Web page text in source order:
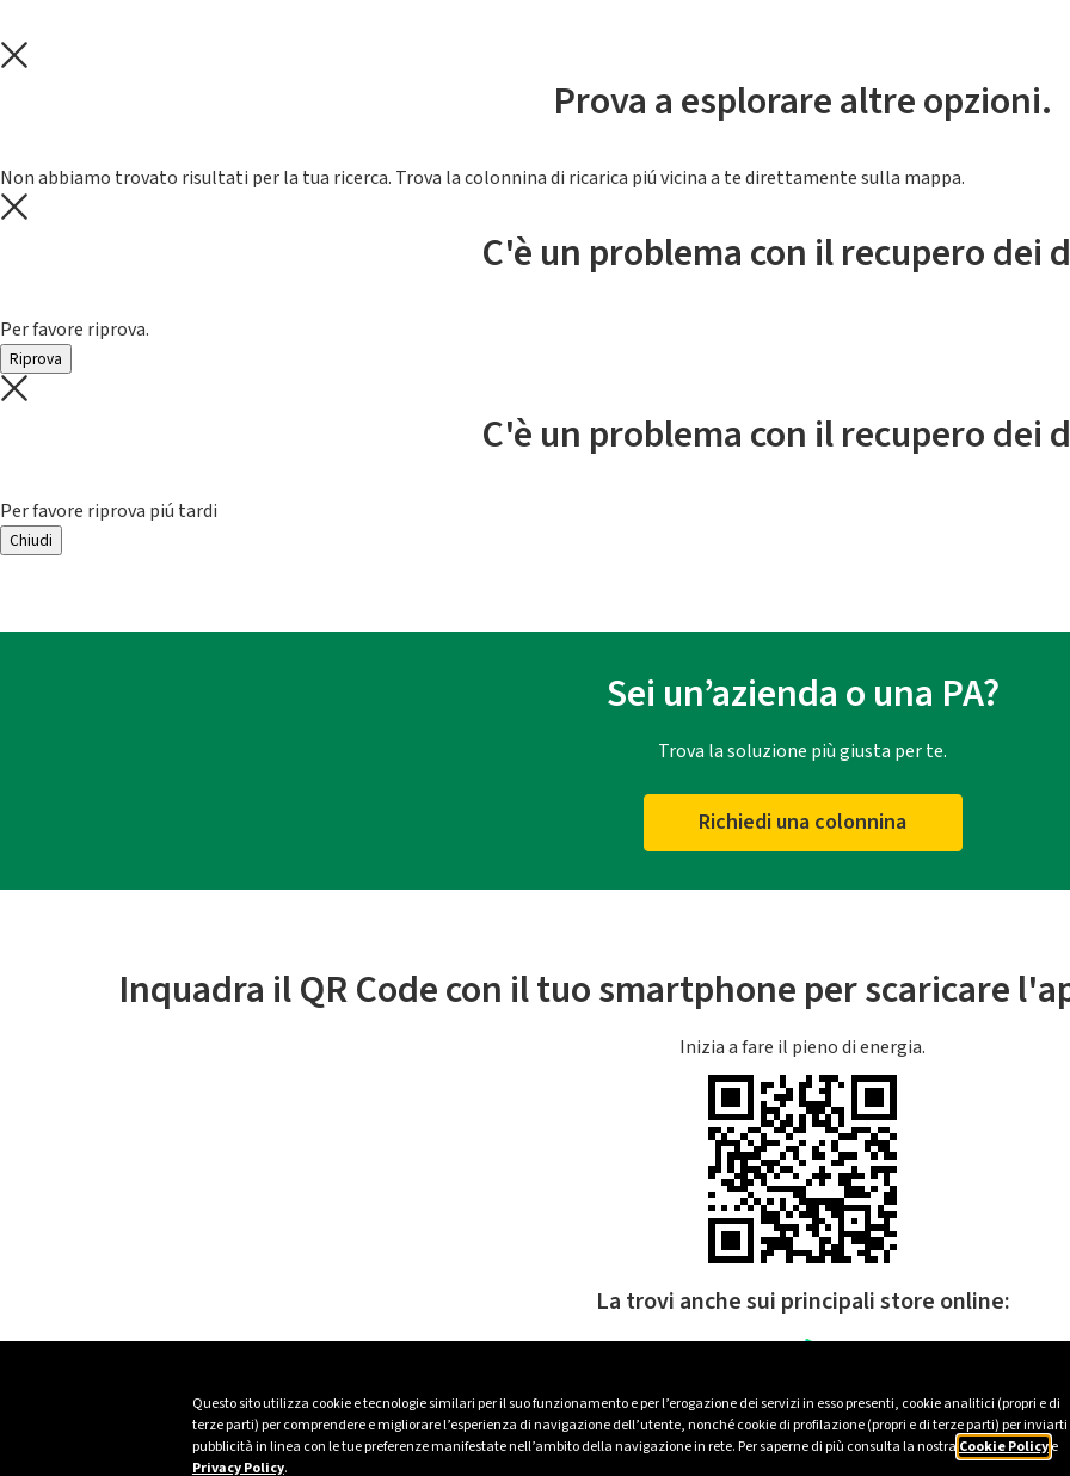
Questo sito utilizza cookie e tecnologie similari per il suo funzionamento e per l’erogazione dei servizi in esso presenti, cookie analitici (propri e di
terze parti) per comprendere e migliorare l’esperienza di navigazione dell’utente, nonché cookie di profilazione (propri e di terze parti) per inviarti
pubblicità in linea con le tue preferenze manifestate nell’ambito della navigazione in rete. Per saperne di più consulta la nostra Cookie Policye
Privacy Policy.
Prova a esplorare altre opzioni.
Non abbiamo trovato risultati per la tua ricerca. Trova la colonnina di ricarica piú vicina a te direttamente sulla mappa.
C'è un problema con il recupero dei
Per favore riprova.
Riprova
C'è un problema con il recupero dei
Per favore riprova piú tardi
Chiudi
Sei un’azienda o una PA?
Trova la soluzione più giusta per te.
Richiedi una colonnina
Inquadra il QR Code con il tuo smartphone per scaricare
Inizia a fare il pieno di energia.
La trovi anche sui principali store online: